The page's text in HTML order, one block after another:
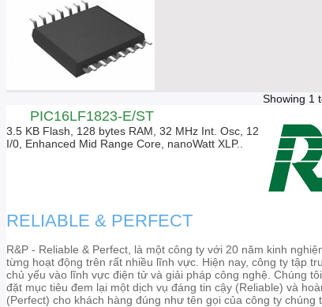
PIC16LF1823-E/ST
3.5 KB Flash, 128 bytes RAM, 32 MHz Int. Osc, 12
I/0, Enhanced Mid Range Core, nanoWatt XLP..
Showing 1
RELIABLE & PERFECT
R&P - Reliable & Perfect, là một công ty với 20 năm kinh
từng hoạt động trên rất nhiều lĩnh vực. Hiện nay, công ty tập
chủ yếu vào lĩnh vực điện tử và giải pháp công nghệ. Chúng
đặt mục tiêu đem lại một dịch vụ đáng tin cậy (Reliable) và
(Perfect) cho khách hàng đúng như tên gọi của công ty chúng